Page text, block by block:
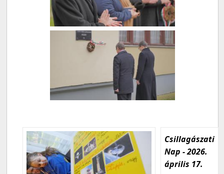
Csillagászati
Nap - 2026.
április 17.